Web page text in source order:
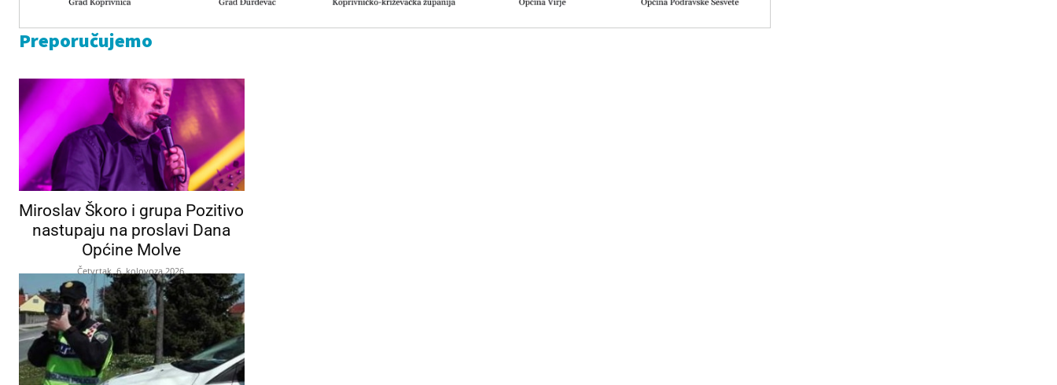
Preporučujemo
Miroslav Škoro i grupa Pozitivo
nastupaju na proslavi Dana
Općine Molve
Četvrtak, 6. kolovoza 2026.